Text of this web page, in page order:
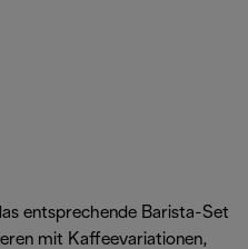
entsprechende Barista-Set
mit Kaffeevariationen,